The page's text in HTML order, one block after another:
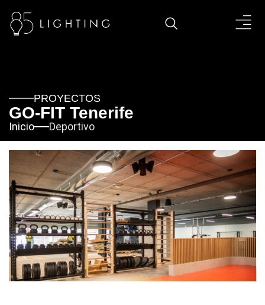
PROYECTOS
GO-FIT Tenerife
Inicio Deportivo